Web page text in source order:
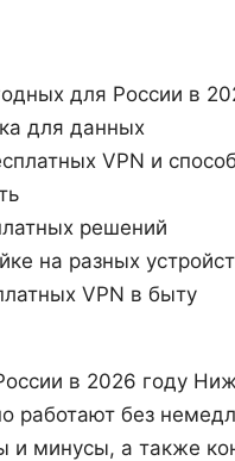
для России в
для данных
VPN и
решений
на разных
VPN в быту
в 2026 году
работают без
минусы, а также